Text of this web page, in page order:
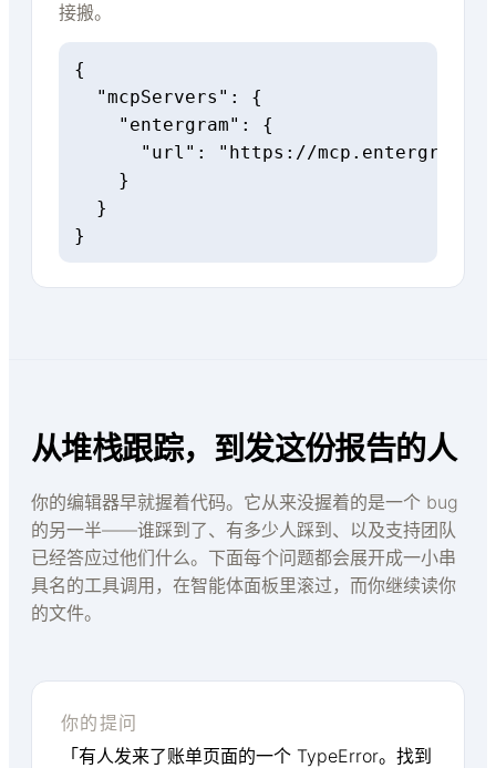
接搬。
{
  "mcpServers": {
    "entergram": {
"url": "https://
    }
  }
}
从堆栈跟踪，到发这份报告的人
你的编辑器早就握着代码。它从来没握着的是一个 bug
的另一半——谁踩到了、有多少人踩到、以及支持团队
已经答应过他们什么。下面每个问题都会展开成一小串
具名的工具调用，在智能体面板里滚过，而你继续读你
的文件。
你的提问
「有人发来了账单页面的一个 TypeError。找到